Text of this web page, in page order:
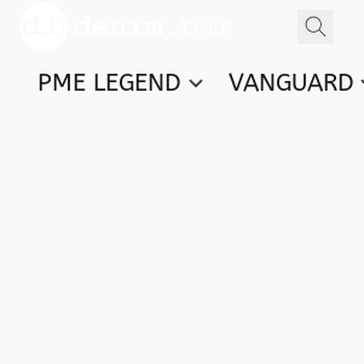
PME LEGEND VANGUARD